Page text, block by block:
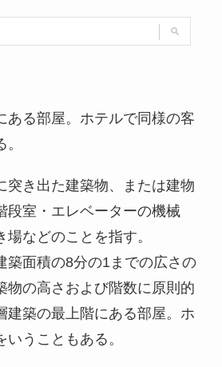
ある部屋。ホテルで同様の客
突き出た建築物、または建物
段室・エレベーターの機械
などのことを指す。
築面積の8分の1までの広さの
物の高さおよび階数に原則的
建築の最上階にある部屋。ホ
うこともある。